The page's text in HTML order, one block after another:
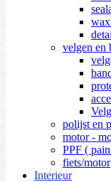
velgen en
polijst en
motor -
PPF (
fiets/motor
Interieur